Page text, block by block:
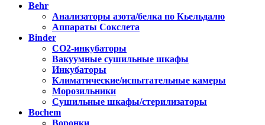
Behr
Анализаторы азота/белка по Кьельдалю
Аппараты Сокслета
Binder
CO2-инкубаторы
Вакуумные сушильные шкафы
Инкубаторы
Климатические/испытательные камеры
Морозильники
Сушильные шкафы/стерилизаторы
Bochem
Воронки